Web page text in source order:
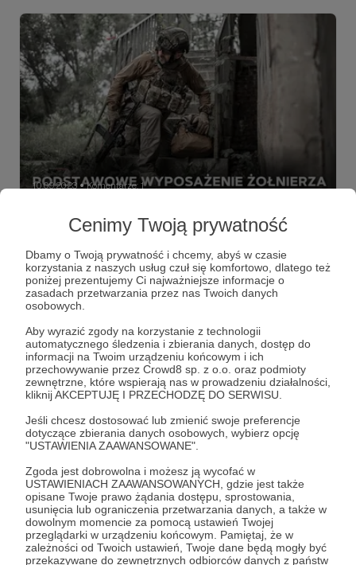
Cenimy Twoją prywatność
Dbamy o Twoją prywatność i chcemy, abyś w czasie
korzystania z naszych usług czuł się komfortowo, dlatego też
poniżej prezentujemy Ci najważniejsze informacje o
zasadach przetwarzania przez nas Twoich danych
osobowych.
Aby wyrazić zgody na korzystanie z technologii
automatycznego śledzenia i zbierania danych, dostęp do
informacji na Twoim urządzeniu końcowym i ich
przechowywanie przez Crowd8 sp. z o.o. oraz podmioty
zewnętrzne, które wspierają nas w prowadzeniu działalności,
kliknij AKCEPTUJĘ I PRZECHODZĘ DO SERWISU.
Jeśli chcesz dostosować lub zmienić swoje preferencje
dotyczące zbierania danych osobowych, wybierz opcję
"USTAWIENIA ZAAWANSOWANE".
Zgoda jest dobrowolna i możesz ją wycofać w
USTAWIENIACH ZAAWANSOWANYCH, gdzie jest także
opisane Twoje prawo żądania dostępu, sprostowania,
usunięcia lub ograniczenia przetwarzania danych, a także w
dowolnym momencie za pomocą ustawień Twojej
przeglądarki w urządzeniu końcowym. Pamiętaj, że w
zależności od Twoich ustawień, Twoje dane będą mogły być
przekazywane do zewnętrznych odbiorców danych z państw
10.09.2023 ● Komentarze: 1
Podstawowe wyposażenie żołnierza
jednostki specjalnej
Zastanawiałeś się kiedyś co ma przy sobie każdy żołnierz
jednostki specjalnej?
nagroda wyposażenie żołnierz jednostki specjalnej
Dołącz do grona Patronów!